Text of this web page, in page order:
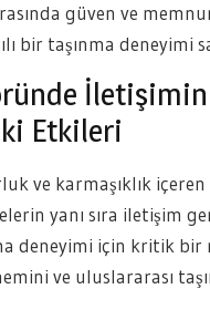
güven ve
bir taşınma deneyimi
Etkileri
ve karmaşıklık
yanı sıra iletişim
deneyimi için kritik
ve uluslararası